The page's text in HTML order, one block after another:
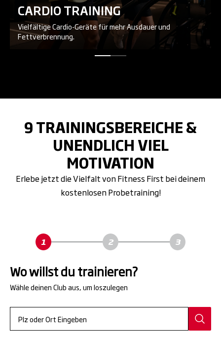
CARDIO TRAINING
Vielfältige Cardio-Geräte für mehr Ausdauer und
Fettverbrennung.
9 TRAININGSBEREICHE &
UNENDLICH VIEL
MOTIVATION
Erlebe jetzt die Vielfalt von Fitness First bei deinem
kostenlosen Probetraining!
Wo willst du trainieren?
Wähle deinen Club aus, um loszulegen